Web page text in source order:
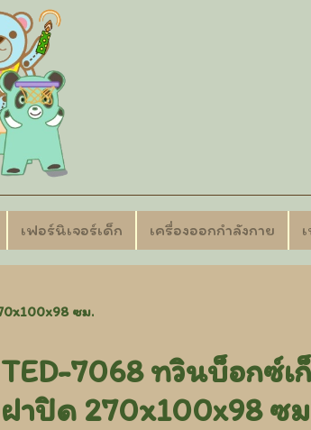
เฟอร์นิเจอร์เด็ก เครื่องออกกำลังกาย
ซม.
TED-7068 ทวินบ็อกซ์เ
ฝาปิด 270x100x98 ซ